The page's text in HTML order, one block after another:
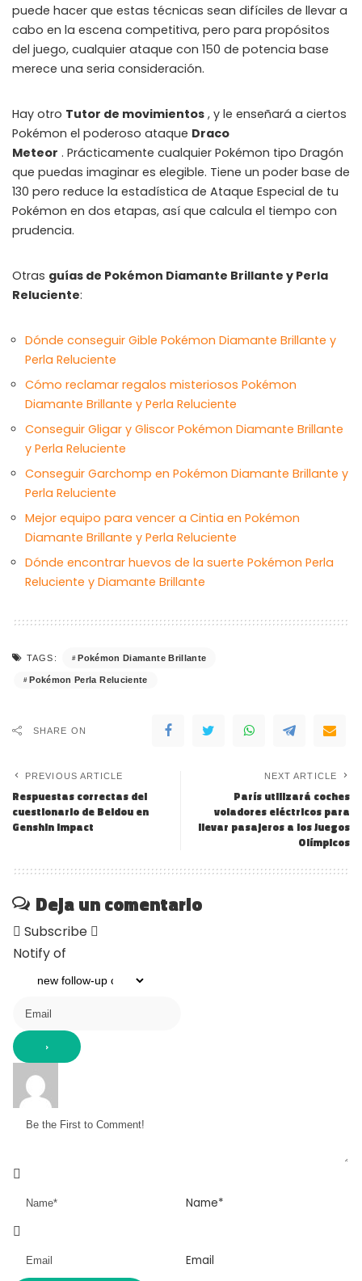
🎁Limited-time game codes
🏆
🚫Zero Ads • Zero Spam
No promotions, no junk — just pure gaming content
📲Instant Telegram Delivery
Everything arrives directly — faster than websites or email
🔒Members-Only Content
🌍Global Community
Join gamers worldwide and get real-time alerts
puede hacer que estas técnicas sean difíciles de llevar a
cabo en la escena competitiva, pero para propósitos
del juego, cualquier ataque con 150 de potencia base
merece una seria consideración.
Hay otro Tutor de movimientos , y le enseñará a ciertos
Pokémon el poderoso ataque Draco
Meteor . Prácticamente cualquier Pokémon tipo Dragón
que puedas imaginar es elegible. Tiene un poder base de
130 pero reduce la estadística de Ataque Especial de tu
Pokémon en dos etapas, así que calcula el tiempo con
prudencia.
Otras guías de Pokémon Diamante Brillante y Perla
Reluciente:
Dónde conseguir Gible Pokémon Diamante Brillante y
Perla Reluciente
Cómo reclamar regalos misteriosos Pokémon
Diamante Brillante y Perla Reluciente
Conseguir Gligar y Gliscor Pokémon Diamante Brillante
y Perla Reluciente
Conseguir Garchomp en Pokémon Diamante Brillante y
Perla Reluciente
Mejor equipo para vencer a Cintia en Pokémon
Diamante Brillante y Perla Reluciente
Dónde encontrar huevos de la suerte Pokémon Perla
Reluciente y Diamante Brillante
TAGS: Pokémon Diamante Brillante
Pokémon Perla Reluciente
SHARE ON
PREVIOUS ARTICLE
Respuestas correctas del
cuestionario de Beidou en
Genshin Impact
NEXT ARTICLE
París utilizará coches
voladores eléctricos para
llevar pasajeros a los Juegos
Olímpicos
Deja un comentario
Subscribe
Notify of
Name*
Email